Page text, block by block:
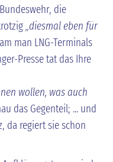
die
„diesmal eben für
man LNG-Terminals
Presse tat das Ihre
wollen, was auch
das Gegenteil; ... und
da regiert sie schon